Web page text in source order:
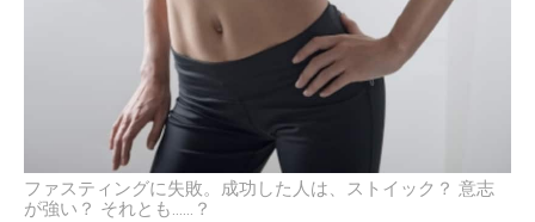
ファスティングに失敗。成功した人は、ストイック？ 意志
が強い？ それとも……？